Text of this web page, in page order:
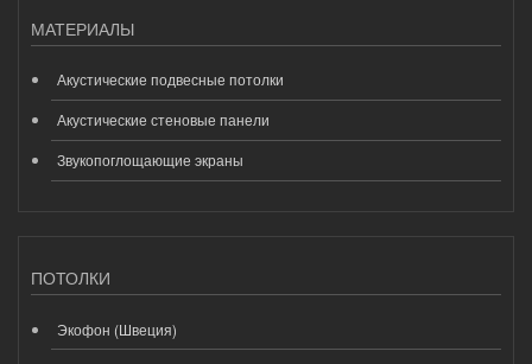
МАТЕРИАЛЫ
Акустические подвесные потолки
Акустические стеновые панели
Звукопоглощающие экраны
ПОТОЛКИ
Экофон (Швеция)